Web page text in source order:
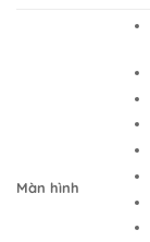
Màn hình